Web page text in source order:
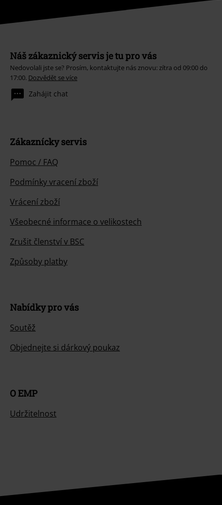
Náš zákaznický servis je tu pro vás
Nedovolali jste se? Prosím, kontaktujte nás znovu: zítra od 09:00 do
17:00. Dozvědět se více
Zahájit chat
Zákaznícky servis
Pomoc / FAQ
Podmínky vracení zboží
Vrácení zboží
Všeobecné informace o velikostech
Zrušit členství v BSC
Způsoby platby
Nabídky pro vás
Soutěž
Objednejte si dárkový poukaz
O EMP
Udržitelnost